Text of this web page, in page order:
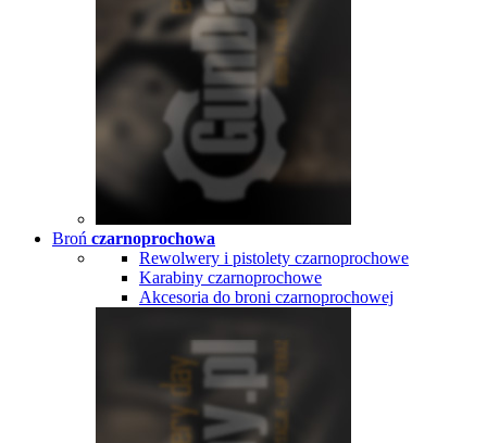
Broń czarnoprochowa
Rewolwery i pistolety czarnoprochowe
Karabiny czarnoprochowe
Akcesoria do broni czarnoprochowej